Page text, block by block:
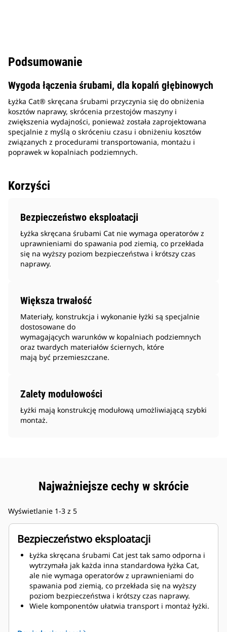
Podsumowanie
Wygoda łączenia śrubami, dla kopalń głębinowych
Łyżka Cat® skręcana śrubami przyczynia się do obniżenia
kosztów naprawy, skrócenia przestojów maszyny i
zwiększenia wydajności, ponieważ została zaprojektowana
specjalnie z myślą o skróceniu czasu i obniżeniu kosztów
związanych z procedurami transportowania, montażu i
poprawek w kopalniach podziemnych.
Korzyści
Bezpieczeństwo eksploatacji
Łyżka skręcana śrubami Cat nie wymaga operatorów z
uprawnieniami do spawania pod ziemią, co przekłada
się na wyższy poziom bezpieczeństwa i krótszy czas
naprawy.
Większa trwałość
Materiały, konstrukcja i wykonanie łyżki są specjalnie
dostosowane do
wymagających warunków w kopalniach podziemnych
oraz twardych materiałów ściernych, które
mają być przemieszczane.
Zalety modułowości
Łyżki mają konstrukcję modułową umożliwiającą szybki
montaż.
Najważniejsze cechy w skrócie
Wyświetlanie 1-3 z 5
Bezpieczeństwo eksploatacji
Łyżka skręcana śrubami Cat jest tak samo odporna i
wytrzymała jak każda inna standardowa łyżka Cat,
ale nie wymaga operatorów z uprawnieniami do
spawania pod ziemią, co przekłada się na wyższy
poziom bezpieczeństwa i krótszy czas naprawy.
Wiele komponentów ułatwia transport i montaż łyżki.